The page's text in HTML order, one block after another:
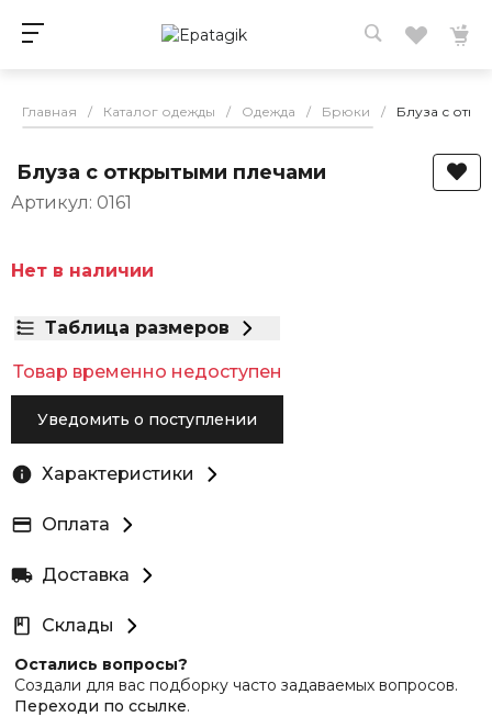
Главная / Каталог одежды / Одежда / Брюки / Блуза с
Блуза с открытыми плечами
Артикул: 0161
Нет в наличии
Таблица размеров
Товар временно недоступен
Уведомить о поступлении
Характеристики
Оплата
Доставка
Склады
Остались вопросы?
Создали для вас подборку часто задаваемых вопросов.
Переходи по ссылке.